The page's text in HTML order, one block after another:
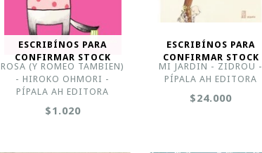
ESCRIBÍNOS PARA
CONFIRMAR STOCK
ROSA (Y ROMEO TAMBIEN)
- HIROKO OHMORI -
PÍPALA AH EDITORA
$1.020
ESCRIBÍNOS PARA
CONFIRMAR STOCK
MI JARDIN - ZIDROU -
PÍPALA AH EDITORA
$24.000